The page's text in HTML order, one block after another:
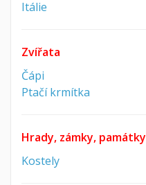
Itálie
Zvířata
Čápi
Ptačí krmítka
Hrady, zámky, památky
Kostely